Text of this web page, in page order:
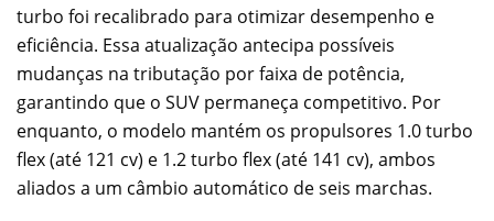
turbo foi recalibrado para otimizar desempenho e
eficiência. Essa atualização antecipa possíveis
mudanças na tributação por faixa de potência,
garantindo que o SUV permaneça competitivo. Por
enquanto, o modelo mantém os propulsores 1.0 turbo
flex (até 121 cv) e 1.2 turbo flex (até 141 cv), ambos
aliados a um câmbio automático de seis marchas.